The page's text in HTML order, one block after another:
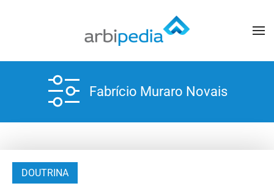
Fabrício Muraro Novais
DOUTRINA